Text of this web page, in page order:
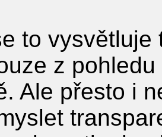
to
z
Ale přesto i